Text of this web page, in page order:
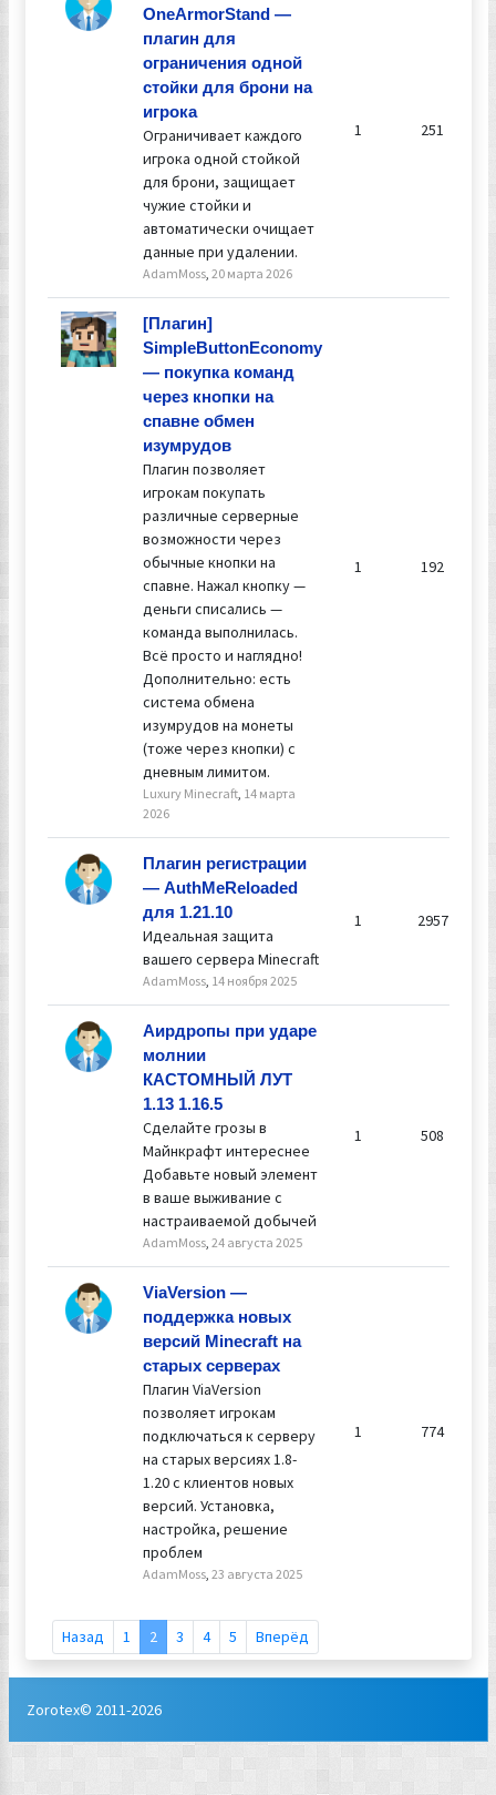
OneArmorStand —
плагин для
ограничения одной
стойки для брони на
игрока
Ограничивает каждого
игрока одной стойкой
для брони, защищает
чужие стойки и
автоматически очищает
данные при удалении.
AdamMoss, 20 марта 2026
1 251
[Плагин]
SimpleButtonEconomy
— покупка команд
через кнопки на
спавне обмен
изумрудов
Плагин позволяет
игрокам покупать
различные серверные
возможности через
обычные кнопки на
спавне. Нажал кнопку —
деньги списались —
команда выполнилась.
Всё просто и наглядно!
Дополнительно: есть
система обмена
изумрудов на монеты
(тоже через кнопки) с
дневным лимитом.
Luxury Minecraft, 14 марта
2026
1 192
Плагин регистрации
— AuthMeReloaded
для 1.21.10
Идеальная защита
вашего сервера Minecraft
AdamMoss, 14 ноября 2025
1 2957
Аирдропы при ударе
молнии
КАСТОМНЫЙ ЛУТ
1.13 1.16.5
Сделайте грозы в
Майнкрафт интереснее
Добавьте новый элемент
в ваше выживание с
настраиваемой добычей
AdamMoss, 24 августа 2025
1 508
ViaVersion —
поддержка новых
версий Minecraft на
старых серверах
Плагин ViaVersion
позволяет игрокам
подключаться к серверу
на старых версиях 1.8-
1.20 с клиентов новых
версий. Установка,
настройка, решение
проблем
AdamMoss, 23 августа 2025
1 774
Назад 1 2 3 4 5 Вперёд
Zorotex© 2011-2026